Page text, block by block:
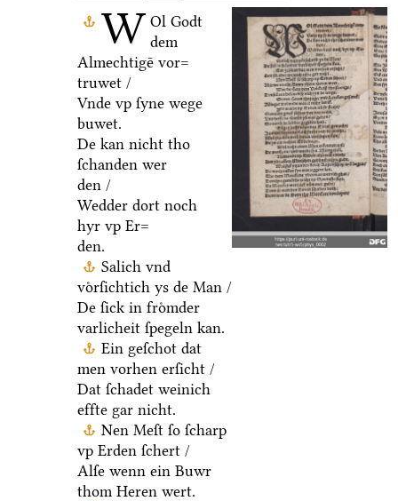
W Ol Godt
dem
Almechtigē vor=
truwet /
Vnde vp ſyne wege
buwet.
De kan nicht tho
ſchanden wer
den /
Wedder dort noch
hyr vp Er=
den.
Salich vnd
voͤrſichtich ys de Man /
De ſick in froͤmder
varlicheit ſpegeln kan.
Ein geſchot dat
men vorhen erſicht /
Dat ſchadet weinich
effte gar nicht.
Nen Meſt ſo ſcharp
vp Erden ſchert /
Alſe wenn ein Buwr
thom Heren wert.